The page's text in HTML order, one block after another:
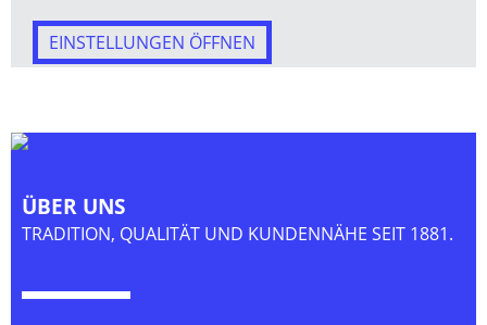
EINSTELLUNGEN ÖFFNEN
ÜBER UNS
TRADITION, QUALITÄT UND KUNDENNÄHE SEIT 1881.